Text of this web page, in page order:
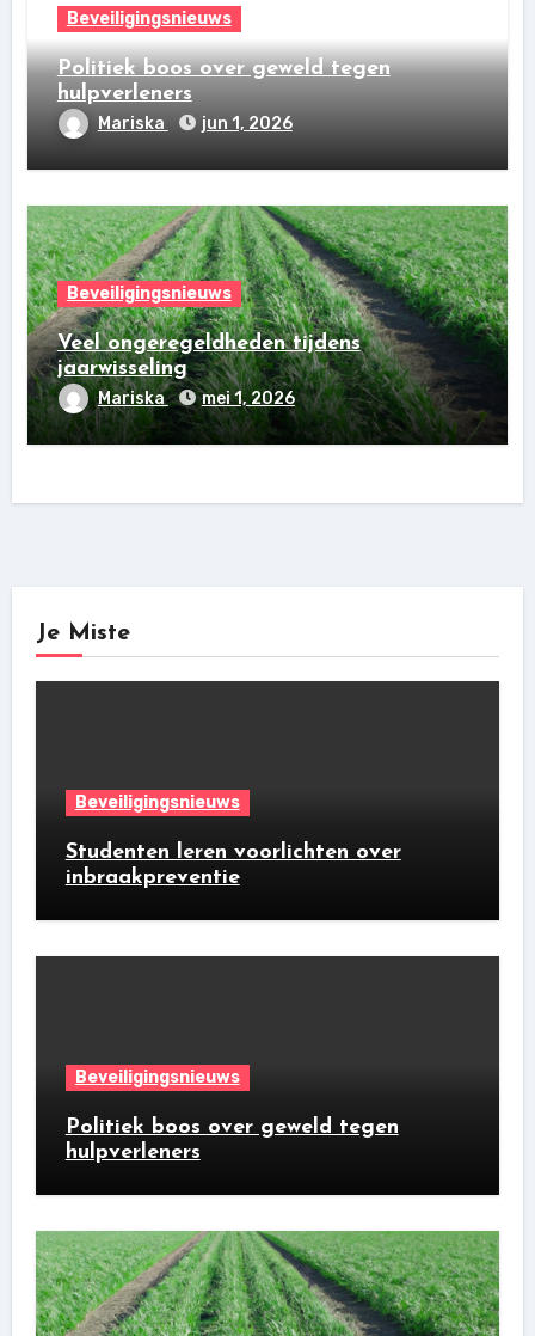
Beveiligingsnieuws
Politiek boos over geweld tegen
hulpverleners
Mariska jun 1, 2026
Beveiligingsnieuws
Veel ongeregeldheden tijdens
jaarwisseling
Mariska mei 1, 2026
Je Miste
Beveiligingsnieuws
Studenten leren voorlichten over
inbraakpreventie
Beveiligingsnieuws
Politiek boos over geweld tegen
hulpverleners